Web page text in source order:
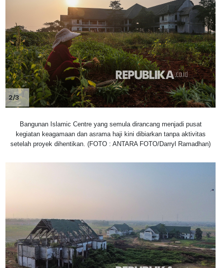
2/3
Bangunan Islamic Centre yang semula dirancang menjadi pusat
kegiatan keagamaan dan asrama haji kini dibiarkan tanpa aktivitas
setelah proyek dihentikan. (FOTO : ANTARA FOTO/Darryl Ramadhan)